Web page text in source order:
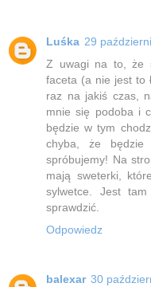
Luśka 29
Z uwagi na to, że
faceta (a nie jest to
raz na jakiś czas,
mnie się podoba i
będzie w tym
chyba, że
spróbujemy! Na
mają sweterki,
sylwetce. Jest
sprawdzić.
Odpowiedz
balexar 30